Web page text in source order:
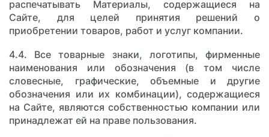
распечатывать Материалы, содержащиеся на
Сайте, для целей принятия решений о
приобретении товаров, работ и услуг компании.
4.4. Все товарные знаки, логотипы, фирменные
наименования или обозначения (в том числе
словесные, графические, объемные и другие
обозначения или их комбинации), содержащиеся
на Сайте, являются собственностью компании или
принадлежат ей на праве пользования.